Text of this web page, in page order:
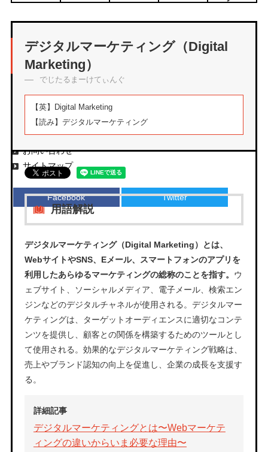
エムタメについて
運営会社
プライバシーポリシー
お問い合わせ
サイトマップ
Facebook Twitter
デジタルマーケティング（Digital
Marketing）
でじたるまーけてぃんぐ
【英】
Digital Marketing
【読み】 デジタルマーケティング
用語解説
デジタルマーケティング（Digital Marketing）とは、
WebサイトやSNS、Eメール、スマートフォンのアプリを
利用したあらゆるマーケティングの総称のことを指す。 ウ
ェブサイト、ソーシャルメディア、電子メール、検索エン
ジンなどのデジタルチャネルが使用される。デジタルマー
ケティングは、ターゲットオーディエンスに適切なコンテ
ンツを提供し、顧客との関係を構築するためのツールとし
て使用される。効果的なデジタルマーケティング戦略は、
売上やブランド認知の向上を促進し、企業の成長を支援す
る。
詳細記事
デジタルマーケティングとは〜Webマーケテ
ィングの違いからいま必要な理由〜